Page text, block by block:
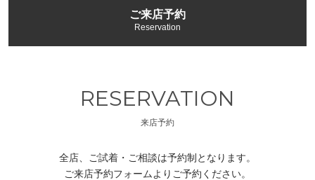
ご来店予約
Reservation
RESERVATION
来店予約
全店、ご試着・ご相談は予約制となります。
ご来店予約フォームよりご予約ください。